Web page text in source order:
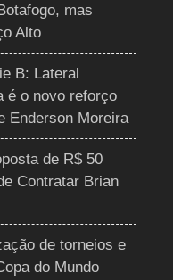
mas
Alto
B: Lateral
é o novo reforço
Enderson Moreira
de R$ 50
Contratar Brian
de torneios e
do Mundo